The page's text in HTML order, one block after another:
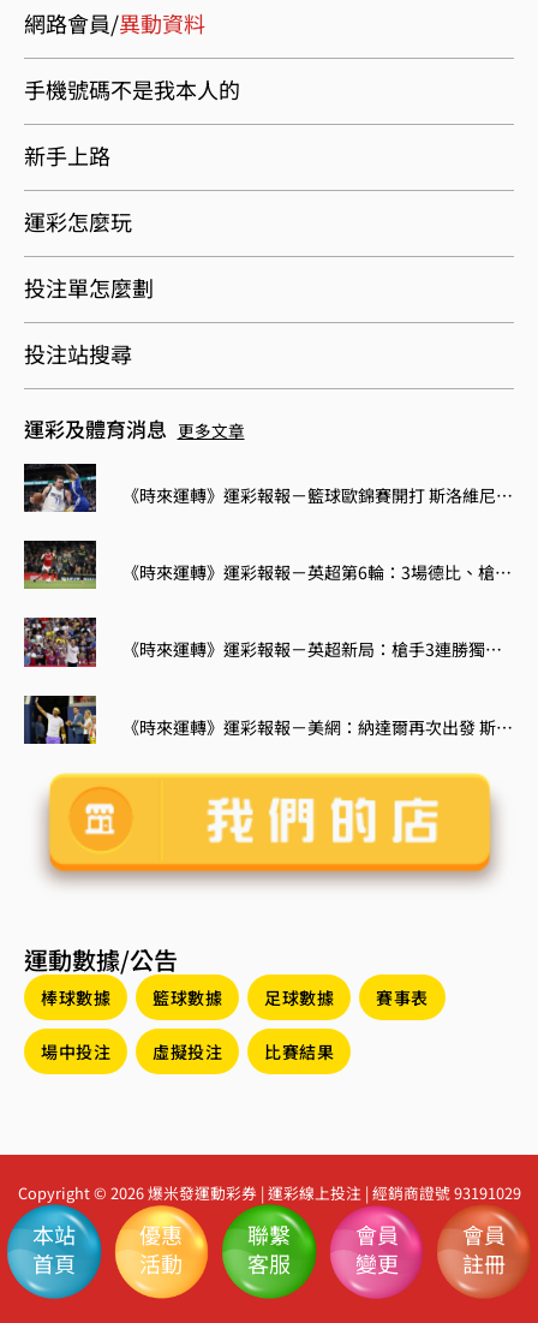
本站
首頁
優惠
活動
聯繫
客服
會員
變更
會員
註冊
網路會員/異動資料
手機號碼不是我本人的
新手上路
運彩怎麼玩
投注單怎麼劃
投注站搜尋
運彩及體育消息 更多文章
《時來運轉》運彩報報－籃球歐錦賽開打 斯洛維尼亞大戰立陶宛
《時來運轉》運彩報報－英超第6輪：3場德比、槍魔大戰
《時來運轉》運彩報報－英超新局：槍手3連勝獨佔榜首 紅軍未開胡倒數第5
《時來運轉》運彩報報－美網：納達爾再次出發 斯威雅蒂力求回穩
運動數據/公告
棒球數據 籃球數據 足球數據 賽事表
場中投注 虛擬投注 比賽結果
Copyright © 2026 爆米發運動彩券 | 運彩線上投注 | 經銷商證號 93191029